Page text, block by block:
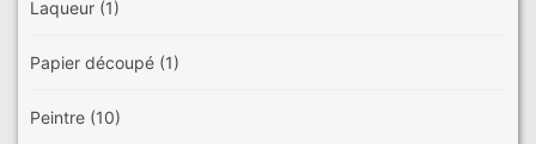
Laqueur (1)
Papier découpé (1)
Peintre (10)